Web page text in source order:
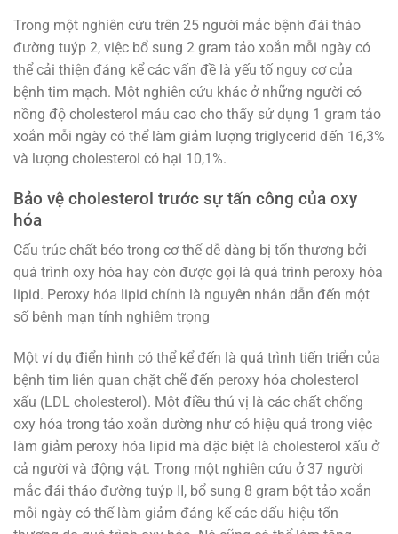
Trong một nghiên cứu trên 25 người mắc bệnh đái tháo
đường tuýp 2, việc bổ sung 2 gram tảo xoắn mỗi ngày có
thể cải thiện đáng kể các vấn đề là yếu tố nguy cơ của
bệnh tim mạch. Một nghiên cứu khác ở những người có
nồng độ cholesterol máu cao cho thấy sử dụng 1 gram tảo
xoắn mỗi ngày có thể làm giảm lượng triglycerid đến 16,3%
và lượng cholesterol có hại 10,1%.
Bảo vệ cholesterol trước sự tấn công của oxy
hóa
Cấu trúc chất béo trong cơ thể dễ dàng bị tổn thương bởi
quá trình oxy hóa hay còn được gọi là quá trình peroxy hóa
lipid. Peroxy hóa lipid chính là nguyên nhân dẫn đến một
số bệnh mạn tính nghiêm trọng
Một ví dụ điển hình có thể kể đến là quá trình tiến triển của
bệnh tim liên quan chặt chẽ đến peroxy hóa cholesterol
xấu (LDL cholesterol). Một điều thú vị là các chất chống
oxy hóa trong tảo xoắn dường như có hiệu quả trong việc
làm giảm peroxy hóa lipid mà đặc biệt là cholesterol xấu ở
cả người và động vật. Trong một nghiên cứu ở 37 người
mắc đái tháo đường tuýp II, bổ sung 8 gram bột tảo xoắn
mỗi ngày có thể làm giảm đáng kể các dấu hiệu tổn